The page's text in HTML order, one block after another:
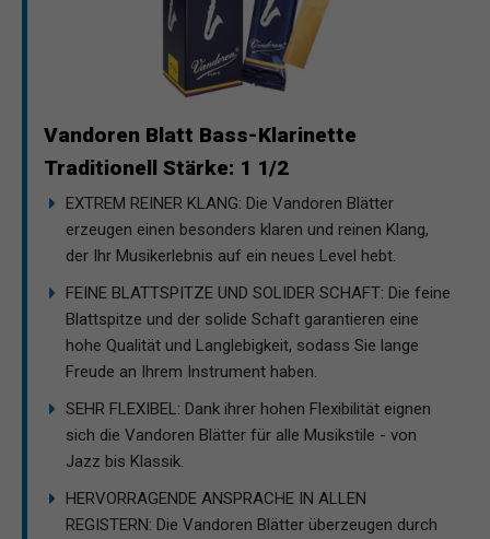
Vandoren Blatt Bass-Klarinette
Traditionell Stärke: 1 1/2
EXTREM REINER KLANG: Die Vandoren Blätter
erzeugen einen besonders klaren und reinen Klang,
der Ihr Musikerlebnis auf ein neues Level hebt.
FEINE BLATTSPITZE UND SOLIDER SCHAFT: Die feine
Blattspitze und der solide Schaft garantieren eine
hohe Qualität und Langlebigkeit, sodass Sie lange
Freude an Ihrem Instrument haben.
SEHR FLEXIBEL: Dank ihrer hohen Flexibilität eignen
sich die Vandoren Blätter für alle Musikstile - von
Jazz bis Klassik.
HERVORRAGENDE ANSPRACHE IN ALLEN
REGISTERN: Die Vandoren Blätter überzeugen durch